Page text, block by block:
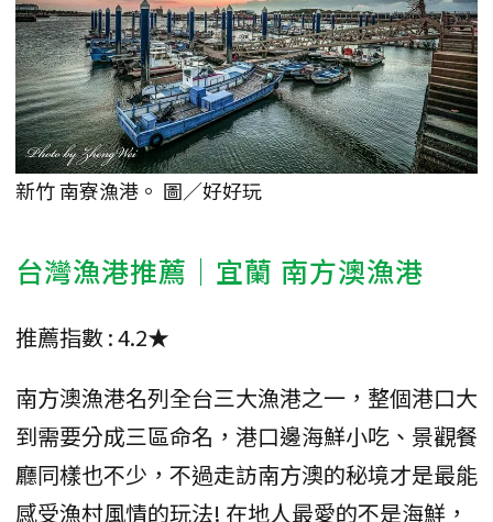
新竹 南寮漁港。 圖／好好玩
台灣漁港推薦｜宜蘭 南方澳漁港
推薦指數 : 4.2★
南方澳漁港名列全台三大漁港之一，整個港口大
到需要分成三區命名，港口邊海鮮小吃、景觀餐
廳同樣也不少，不過走訪南方澳的秘境才是最能
感受漁村風情的玩法! 在地人最愛的不是海鮮，